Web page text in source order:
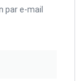
par e-mail